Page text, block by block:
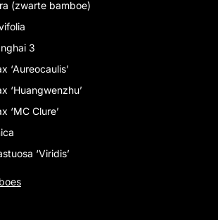
(zwarte bamboe)
3
‘Aureocaulis’
‘Huangwenzhu’
‘MC Clure’
‘Viridis’